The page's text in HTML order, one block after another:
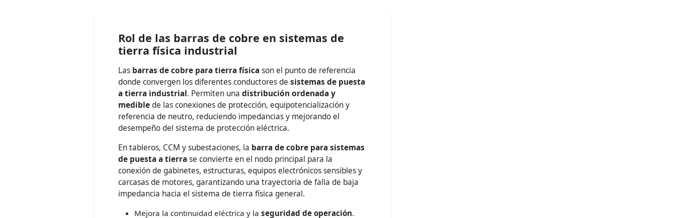
Rol de las barras de cobre en sistemas de
tierra física industrial
Las barras de cobre para tierra físicason el punto de referencia
donde convergen los diferentes conductores desistemas de puesta
a tierra industrial. Permiten unadistribución ordenada y
mediblede las conexiones de protección, equipotencialización y
referencia de neutro, reduciendo impedancias y mejorando el
desempeño del sistema de protección eléctrica.
En tableros, CCM y subestaciones, la barra de cobre para sistemas
de puesta a tierrase convierte en el nodo principal para la
conexión de gabinetes, estructuras, equipos electrónicos sensibles y
carcasas de motores, garantizando una trayectoria de falla de baja
impedancia hacia el sistema de tierra física general.
Mejora la continuidad eléctrica y laseguridad de operación.